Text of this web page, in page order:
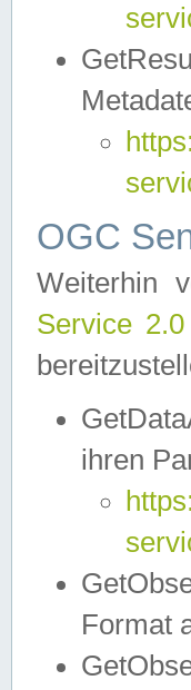
OGC
Weiterhin
Service
ihren
Format